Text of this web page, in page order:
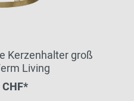
Kerzenhalter groß
Living